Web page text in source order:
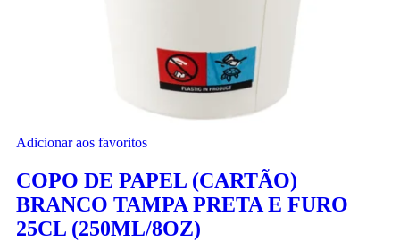
Adicionar aos favoritos
COPO DE PAPEL (CARTÃO)
BRANCO TAMPA PRETA E FURO
25CL (250ML/8OZ)